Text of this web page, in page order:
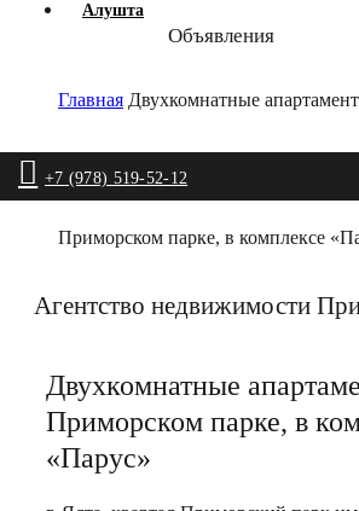
Алушта
+7 (978) 519-52-12
Объявления
Главная Двухкомнатные
Приморском парке, в комплексе
Агентство недвижимости
Двухкомнатные
Приморском парке, в
«Парус»